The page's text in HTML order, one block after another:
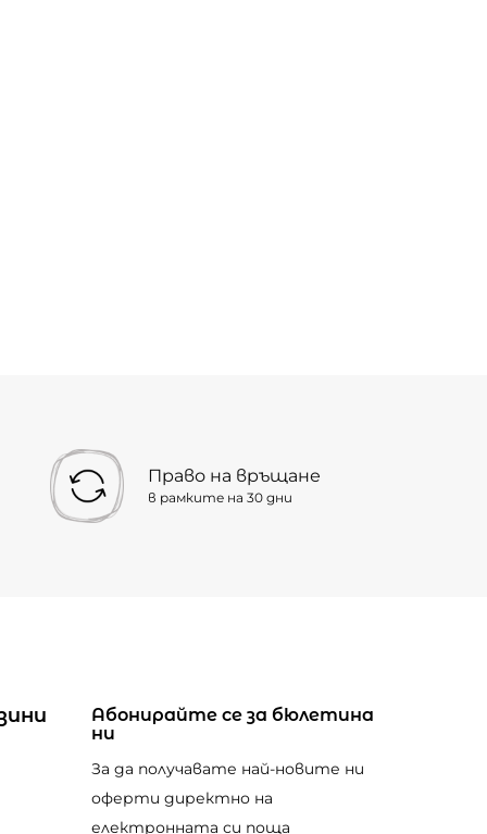
Право на връщане
в рамките на 30 дни
Абонирайте се за бюлетина
ни
За да получавате най-новите ни
оферти директно на
електронната си поща